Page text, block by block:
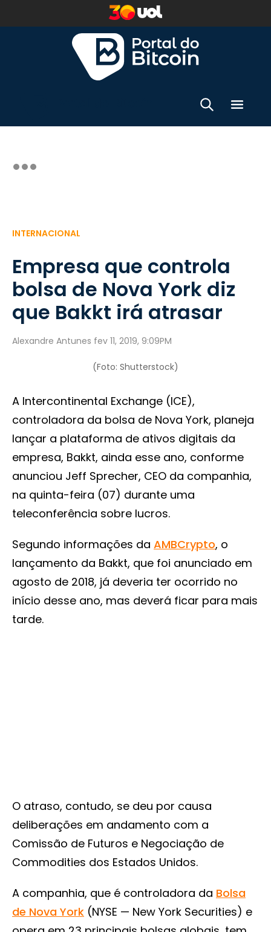
INTERNACIONAL
Empresa que controla
bolsa de Nova York diz
que Bakkt irá atrasar
Alexandre Antunes fev 11, 2019, 9:09PM
(Foto: Shutterstock)
A Intercontinental Exchange (ICE),
controladora da bolsa de Nova York, planeja
lançar a plataforma de ativos digitais da
empresa, Bakkt, ainda esse ano, conforme
anunciou Jeff Sprecher, CEO da companhia,
na quinta-feira (07) durante uma
teleconferência sobre lucros.
Segundo informações da AMBCrypto, o
lançamento da Bakkt, que foi anunciado em
agosto de 2018, já deveria ter ocorrido no
início desse ano, mas deverá ficar para mais
tarde.
O atraso, contudo, se deu por causa
deliberações em andamento com a
Comissão de Futuros e Negociação de
Commodities dos Estados Unidos.
A companhia, que é controladora da Bolsa
de Nova York (NYSE — New York Securities) e